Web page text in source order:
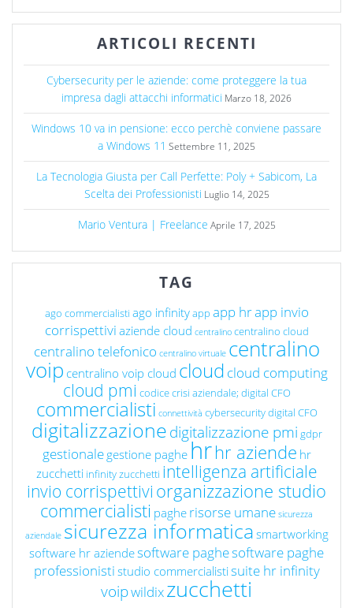
ARTICOLI RECENTI
Cybersecurity per le aziende: come proteggere la tua
impresa dagli attacchi informatici Marzo 18, 2026
Windows 10 va in pensione: ecco perchè conviene passare
a Windows 11 Settembre 11, 2025
La Tecnologia Giusta per Call Perfette: Poly + Sabicom, La
Scelta dei Professionisti Luglio 14, 2025
Mario Ventura | Freelance Aprile 17, 2025
TAG
ago commercialisti ago infinityapp app hrapp invio
corrispettivi aziende cloud centralino centralino cloud
centralino telefonico centralino virtuale centralino
voip centralino voip cloud cloud cloud computing
cloud pmi codice crisi aziendale; digital CFO
commercialisti connettività cybersecuritydigital CFO
digitalizzazionedigitalizzazione pmi gdpr
gestionale gestione paghe hrhr aziende hr
zucchetti infinity zucchetti intelligenza artificiale
invio corrispettivi organizzazione studio
commercialisti paghe risorse umane sicurezza
aziendale sicurezza informatica smartworking
software hr aziendesoftware paghesoftware paghe
professionisti studio commercialisti suite hr infinity
voipwildixzucchetti